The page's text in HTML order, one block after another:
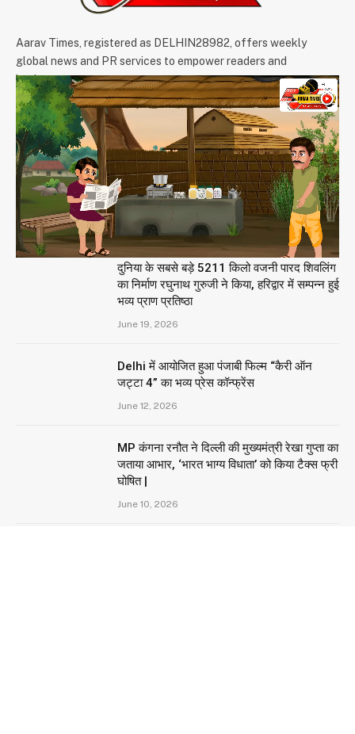
Aarav Times, registered as DELHIN28982, offers weekly
global news and PR services to empower readers and
businesses.
We're accepting new partnerships right now.
Email Us:info@aaravtimes.com
Contact:+91-9971266093 +91-9625854074
OUR PICKS
दुनिया के सबसे बड़े 5211 किलो वजनी पारद शिवलिंग
का निर्माण रघुनाथ गुरुजी ने किया, हरिद्वार में सम्पन्न हुई
भव्य प्राण प्रतिष्ठा
June 19, 2026
Delhi में आयोजित हुआ पंजाबी फिल्म “कैरी ऑन
जट्टा 4” का भव्य प्रेस कॉन्फ्रेंस
June 12, 2026
MP कंगना रनौत ने दिल्ली की मुख्यमंत्री रेखा गुप्ता का
जताया आभार, ‘भारत भाग्य विधाता’ को किया टैक्स फ्री
घोषित |
June 10, 2026